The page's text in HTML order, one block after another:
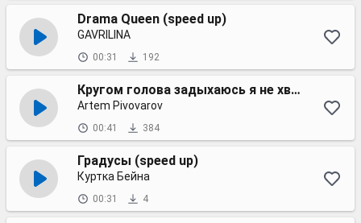
Drama Queen (speed up)
GAVRILINA
00:31 192
Кругом голова задыхаюсь я не хватает мне (speed up)
Artem Pivovarov
00:41 384
Градусы (speed up)
Куртка Бейна
00:31 4